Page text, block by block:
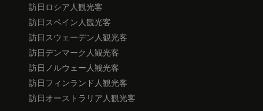
訪日ロシア人観光客
訪日スペイン人観光客
訪日スウェーデン人観光客
訪日デンマーク人観光客
訪日ノルウェー人観光客
訪日フィンランド人観光客
訪日オーストラリア人観光客